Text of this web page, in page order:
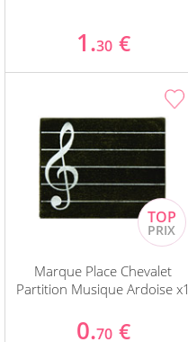
1.30 €
Marque Place Chevalet
Partition Musique Ardoise x1
0.70 €